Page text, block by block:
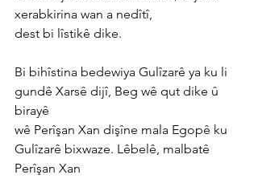
xerabkirina wan a nedîtî,
dest bi lîstikê dike.
Bi bihîstina bedewiya Gulîzarê ya ku li
gundê Xarsê dijî, Beg wê qut dike û
birayê
wê Perîşan Xan dişîne mala Egopê ku
Gulîzarê bixwaze. Lêbelê, malbatê
Perîşan Xan